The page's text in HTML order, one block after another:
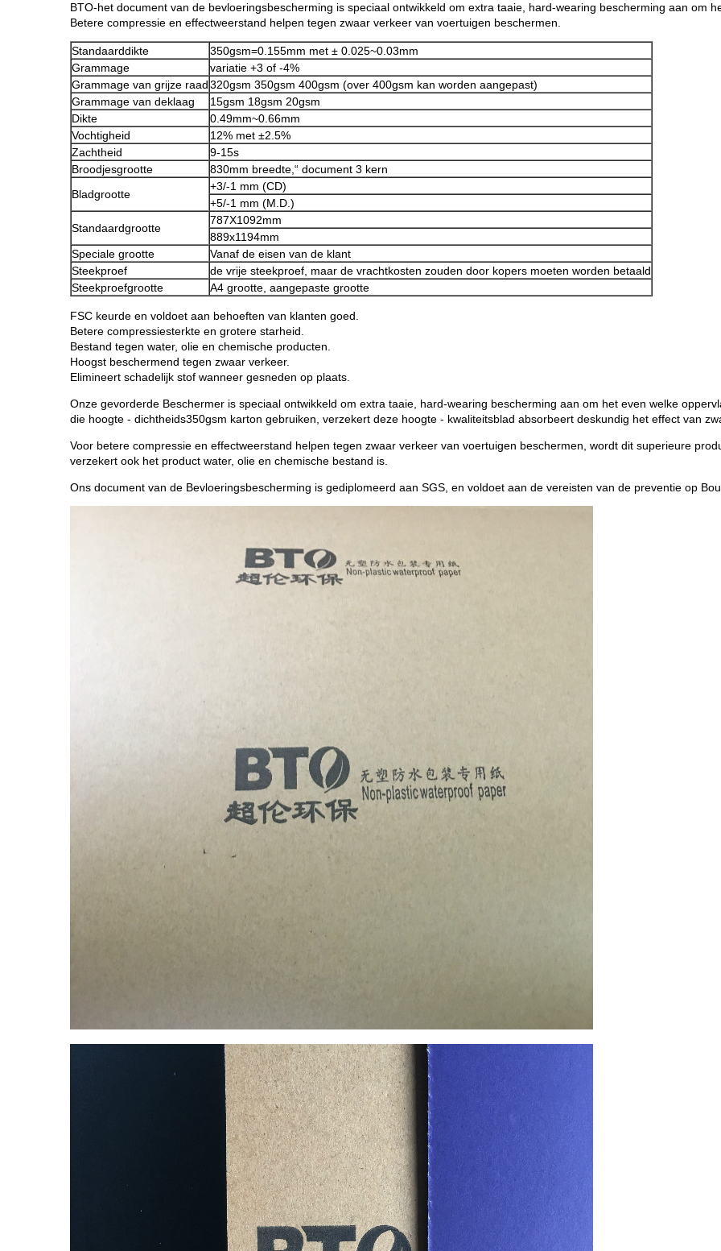
BTO-het document van de bevloeringsbescherming is speciaal ontwikkeld om extra taaie, hard-wearing bescherming aan om
Betere compressie en effectweerstand helpen tegen zwaar verkeer van voertuigen beschermen.
Standaarddikte
350gsm=0.155mm met ± 0.025~0.03mm
Grammage
variatie +3 of -4%
Grammage van grijze raad320gsm 350gsm 400gsm (over 400gsm kan worden aangepast)
Grammage van deklaag
15gsm 18gsm 20gsm
Dikte
0.49mm~0.66mm
Vochtigheid
12% met ±2.5%
Zachtheid
9-15s
Broodjesgrootte
830mm breedte,“ document 3 kern
Bladgrootte
+3/-1 mm (CD)
+5/-1 mm (M.D.)
Standaardgrootte
787X1092mm
889x1194mm
Speciale grootte
Vanaf de eisen van de klant
Steekproef
de vrije steekproef, maar de vrachtkosten zouden door kopers moeten worden betaald
Steekproefgrootte
A4 grootte, aangepaste grootte
FSC keurde en voldoet aan behoeften van klanten goed.
Betere compressiesterkte en grotere starheid.
Bestand tegen water, olie en chemische producten.
Hoogst beschermend tegen zwaar verkeer.
Elimineert schadelijk stof wanneer gesneden op plaats.
Onze gevorderde Beschermer is speciaal ontwikkeld om extra taaie, hard-wearing bescherming aan om het even welke
die hoogte - dichtheids350gsm karton gebruiken, verzekert deze hoogte - kwaliteitsblad absorbeert deskundig het effect van
Voor betere compressie en effectweerstand helpen tegen zwaar verkeer van voertuigen beschermen, wordt dit superieure
verzekert ook het product water, olie en chemische bestand is.
Ons document van de Bevloeringsbescherming is gediplomeerd aan SGS, en voldoet aan de vereisten van de preventie op